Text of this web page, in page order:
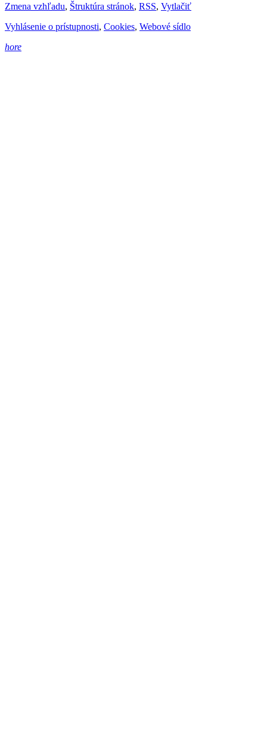
Zmena vzhľadu, Štruktúra stránok, RSS, Vytlačiť
Vyhlásenie o prístupnosti, Cookies, Webové sídlo
hore